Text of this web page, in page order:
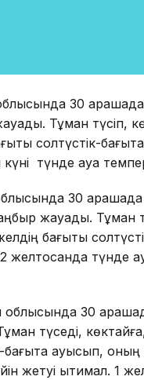
30
Тұман түсіп,
солтүстік-
күні түнде ауа
30
жауады. Тұман
бағыты
желтоқсанда түнде
облысында 30
түседі,
бағытқа ауысып,
жетуі ықтимал. 1